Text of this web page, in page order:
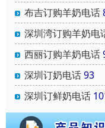
布吉订购羊奶电话
深圳湾订购羊奶电
西丽订购羊奶电话
深圳订奶电话93
深圳订鲜奶电话